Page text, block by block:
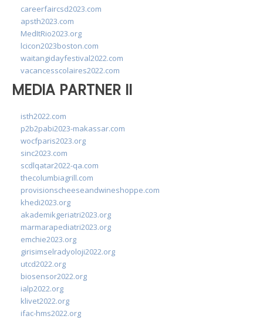
careerfaircsd2023.com
apsth2023.com
MedItRio2023.org
lcicon2023boston.com
waitangidayfestival2022.com
vacancesscolaires2022.com
MEDIA PARTNER II
isth2022.com
p2b2pabi2023-makassar.com
wocfparis2023.org
sinc2023.com
scdlqatar2022-qa.com
thecolumbiagrill.com
provisionscheeseandwineshoppe.com
khedi2023.org
akademikgeriatri2023.org
marmarapediatri2023.org
emchie2023.org
girisimselradyoloji2022.org
utcd2022.org
biosensor2022.org
ialp2022.org
klivet2022.org
ifac-hms2022.org